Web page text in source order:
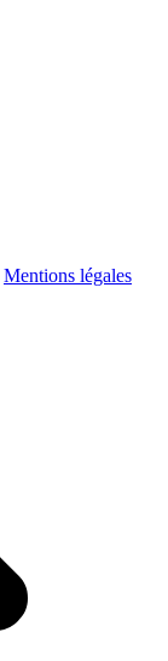
Mentions légales